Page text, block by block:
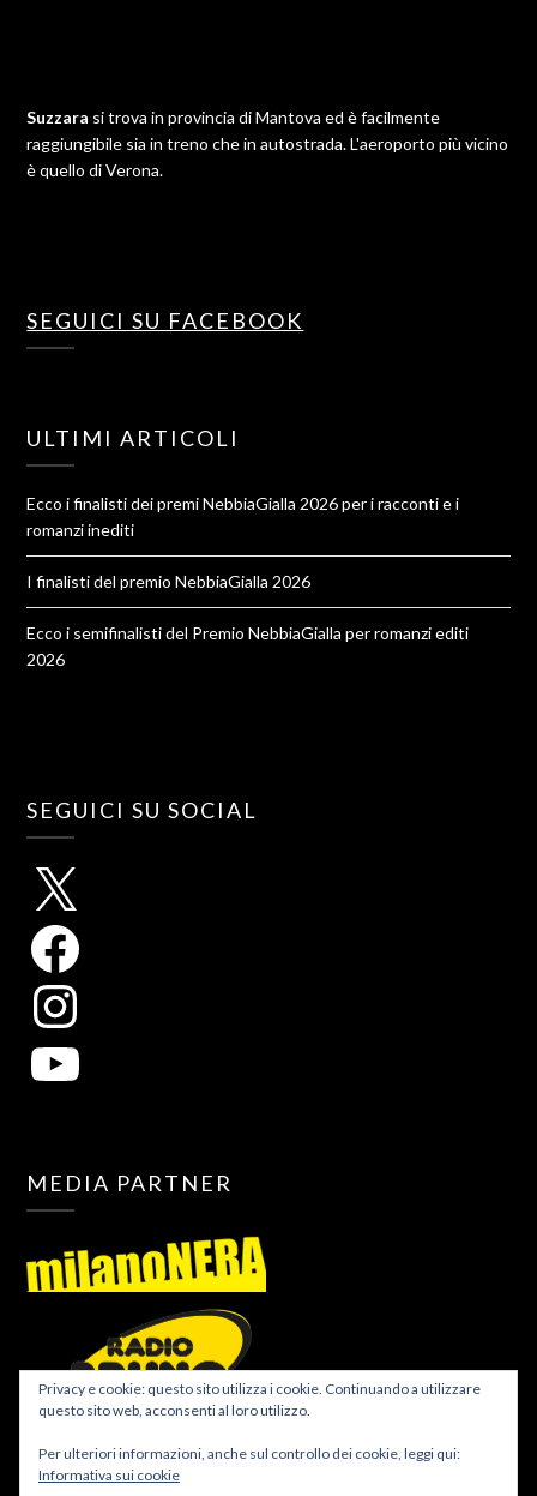
Suzzara si trova in provincia di Mantova ed è facilmente
raggiungibile sia in treno che in autostrada. L'aeroporto più vicino
è quello di Verona.
SEGUICI SU FACEBOOK
ULTIMI ARTICOLI
Ecco i finalisti dei premi NebbiaGialla 2026 per i racconti e i
romanzi inediti
I finalisti del premio NebbiaGialla 2026
Ecco i semifinalisti del Premio NebbiaGialla per romanzi editi
2026
SEGUICI SU SOCIAL
MEDIA PARTNER
Privacy e cookie: questo sito utilizza i cookie. Continuando a utilizzare
questo sito web, acconsenti al loro utilizzo.
Per ulteriori informazioni, anche sul controllo dei cookie, leggi qui:
Informativa sui cookie